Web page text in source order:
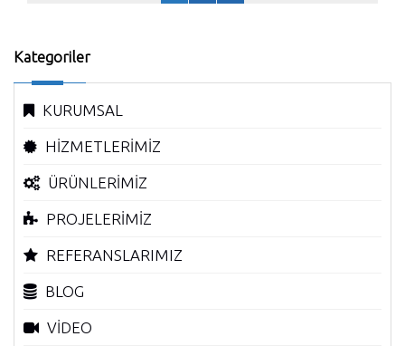
Kategoriler
KURUMSAL
HİZMETLERİMİZ
ÜRÜNLERİMİZ
PROJELERİMİZ
REFERANSLARIMIZ
BLOG
VİDEO